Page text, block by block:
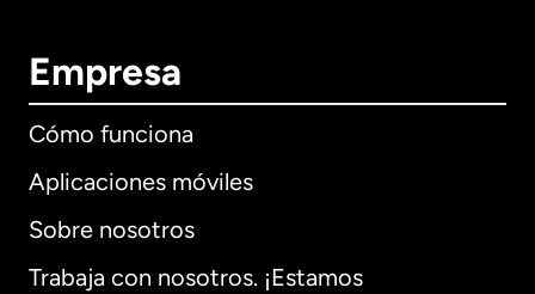
Empresa
Cómo funciona
Aplicaciones móviles
Sobre nosotros
Trabaja con nosotros. ¡Estamos